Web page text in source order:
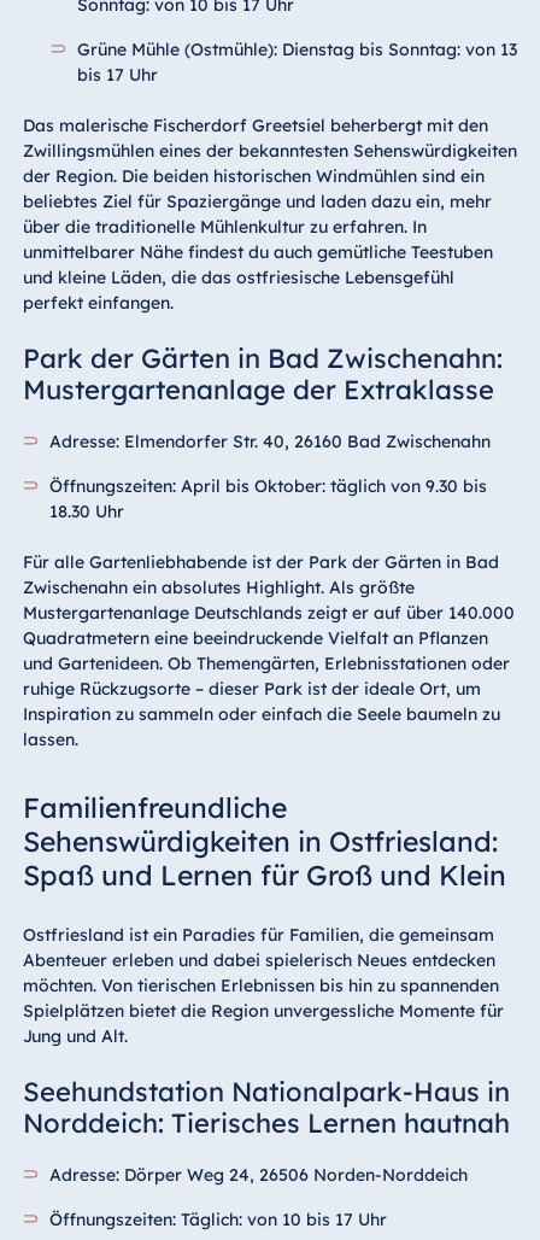
Sonntag: von 10 bis 17 Uhr
Grüne Mühle (Ostmühle): Dienstag bis Sonntag: von 13
bis 17 Uhr
Das malerische Fischerdorf Greetsiel beherbergt mit den
Zwillingsmühlen eines der bekanntesten Sehenswürdigkeiten
der Region. Die beiden historischen Windmühlen sind ein
beliebtes Ziel für Spaziergänge und laden dazu ein, mehr
über die traditionelle Mühlenkultur zu erfahren. In
unmittelbarer Nähe findest du auch gemütliche Teestuben
und kleine Läden, die das ostfriesische Lebensgefühl
perfekt einfangen.
Park der Gärten in Bad Zwischenahn:
Mustergartenanlage der Extraklasse
Adresse: Elmendorfer Str. 40, 26160 Bad Zwischenahn
Öffnungszeiten: April bis Oktober: täglich von 9.30 bis
18.30 Uhr
Für alle Gartenliebhabende ist der Park der Gärten in Bad
Zwischenahn ein absolutes Highlight. Als größte
Mustergartenanlage Deutschlands zeigt er auf über 140.000
Quadratmetern eine beeindruckende Vielfalt an Pflanzen
und Gartenideen. Ob Themengärten, Erlebnisstationen oder
ruhige Rückzugsorte – dieser Park ist der ideale Ort, um
Inspiration zu sammeln oder einfach die Seele baumeln zu
lassen.
Familienfreundliche
Sehenswürdigkeiten in Ostfriesland:
Spaß und Lernen für Groß und Klein
Ostfriesland ist ein Paradies für Familien, die gemeinsam
Abenteuer erleben und dabei spielerisch Neues entdecken
möchten. Von tierischen Erlebnissen bis hin zu spannenden
Spielplätzen bietet die Region unvergessliche Momente für
Jung und Alt.
Seehundstation Nationalpark-Haus in
Norddeich: Tierisches Lernen hautnah
Adresse: Dörper Weg 24, 26506 Norden-Norddeich
Öffnungszeiten: Täglich: von 10 bis 17 Uhr